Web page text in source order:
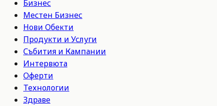
Бизнес
Местен Бизнес
Нови Обекти
Продукти и Услуги
Събития и Кампании
Интервюта
Оферти
Технологии
Здраве